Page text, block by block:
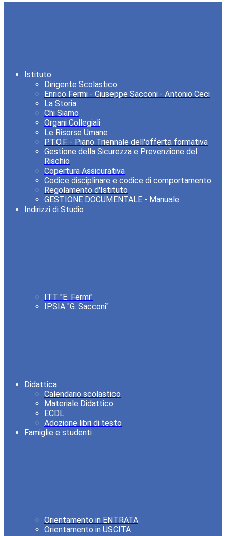
Istituto
Dirigente Scolastico
Enrico Fermi - Giuseppe Sacconi - Antonio Ceci
La Storia
Chi Siamo
Organi Collegiali
Le Risorse Umane
P.T.O.F. - Piano Triennale dell'offerta formativa
Gestione della Sicurezza e Prevenzione del
Rischio
Copertura Assicurativa
Codice disciplinare e codice di comportamento
Regolamento d'Istituto
GESTIONE DOCUMENTALE - Manuale
Indirizzi di Studio
ITT "E. Fermi"
IPSIA "G. Sacconi"
Didattica
Calendario scolastico
Materiale Didattico
ECDL
Adozione libri di testo
Famiglie e studenti
Orientamento in ENTRATA
Orientamento in USCITA